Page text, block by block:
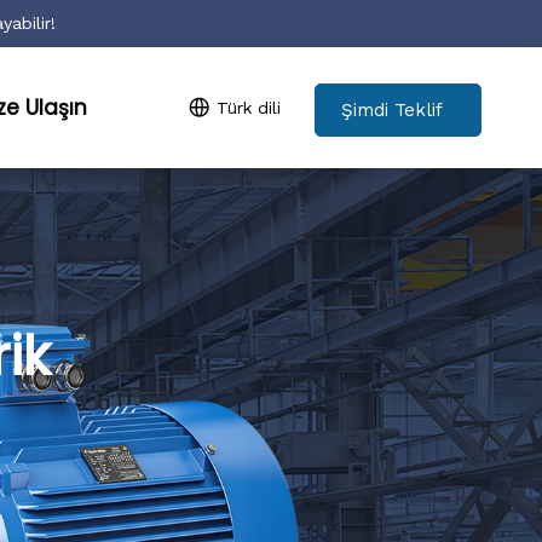
Ulaşın Türk dili Şimdi Teklif